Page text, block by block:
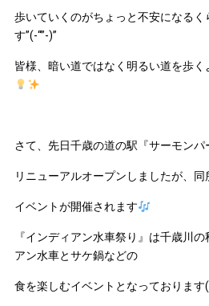
歩いていくのがちょっと不安になるく
す”(-“”-)”
皆様、暗い道ではなく明るい道を歩
さて、先日千歳の道の駅『サーモンパ
リニューアルオープンしましたが、
イベントが開催されます
『インディアン水車祭り』は千歳川
アン水車とサケ鍋などの
食を楽しむイベントとなっております